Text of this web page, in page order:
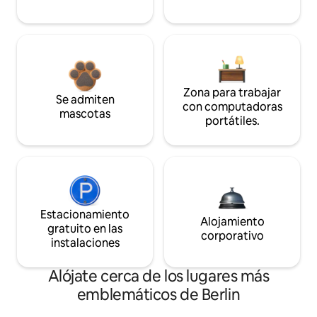
Se admiten
mascotas
Zona para trabajar
con computadoras
portátiles.
Estacionamiento
gratuito en las
instalaciones
Alojamiento
corporativo
Alójate cerca de los lugares más
emblemáticos de Berlin